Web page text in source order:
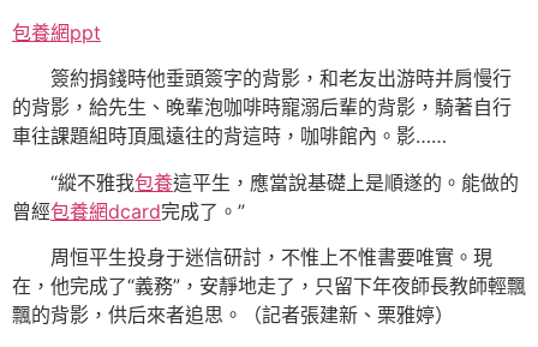
包養網ppt
簽約捐錢時他垂頭簽字的背影，和老友出游時并肩慢行
的背影，給先生、晚輩泡咖啡時寵溺后輩的背影，騎著自行
車往課題組時頂風遠往的背這時，咖啡館內。影……
“縱不雅我包養這平生，應當說基礎上是順遂的。能做的
曾經包養網dcard完成了。”
周恒平生投身于迷信研討，不惟上不惟書要唯實。現
在，他完成了“義務”，安靜地走了，只留下年夜師長教師輕飄
飄的背影，供后來者追思。（記者張建新、栗雅婷）